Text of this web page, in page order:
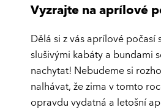
Vyzrajte na aprílové
Dělá si z vás aprílové počasí
slušivými kabáty a bundami
nachytat! Nebudeme si
nalhávat, že zima v tomto
opravdu vydatná a letošní